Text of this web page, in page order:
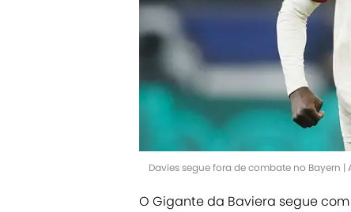
Davies segue fora de combate no Bayern |
O Gigante da Baviera segue